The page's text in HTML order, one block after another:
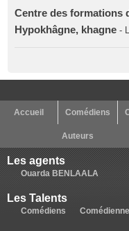
Centre des formations
Hypokhâgne, khagne -
Accueil Comédiens
Auteurs
Les agents
Ouarda BENLAALA
Les Talents
Comédiens